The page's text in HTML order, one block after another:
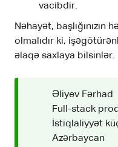
vacibdir.
Nəhayət, başlığınızın
olmalıdır ki,
əlaqə saxlaya bilsinlər.
Əliyev Fərhad
Full-stack
İstiqlaliyyət
Azərbaycan